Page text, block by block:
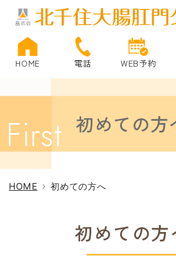
HOME 電話 WEB予約
初めての方
HOME 初めての方へ
初めての方